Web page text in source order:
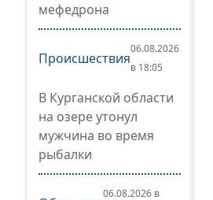
мефедрона
Происшествия
06.08.2026
в 18:05
В Курганской области
на озере утонул
мужчина во время
рыбалки
06.08.2026 в